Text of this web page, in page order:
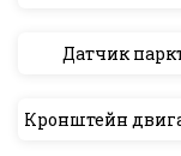
Датчик
Кронштейн